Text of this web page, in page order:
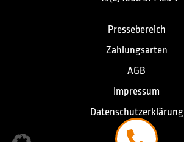
Pressebereich
Zahlungsarten
AGB
Impressum
Datenschutzerklärung